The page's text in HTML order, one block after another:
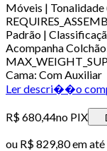
Móveis |
Padrão |
Acompanha
Cama: Com Auxiliar
Ler descri��o
R$ 680,44no PIX
ou R$ 829,80em até